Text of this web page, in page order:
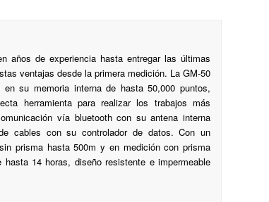
años de experiencia hasta entregar las últimas
ventajas desde la primera medición. La GM-50
su memoria interna de hasta 50,000 puntos,
herramienta para realizar los trabajos más
vía bluetooth con su antena interna
cables con su controlador de datos. Con un
prisma hasta 500m y en medición con prisma
14 horas, diseño resistente e impermeable